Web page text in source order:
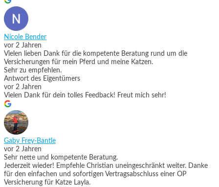
Nicole Bender
vor 2 Jahren
Vielen lieben Dank für die kompetente Beratung rund um die
Versicherungen für mein Pferd und meine Katzen.
Sehr zu empfehlen.
Antwort des Eigentümers
vor 2 Jahren
Vielen Dank für dein tolles Feedback! Freut mich sehr!
Gaby Frey-Bantle
vor 2 Jahren
Sehr nette und kompetente Beratung.
Jederzeit wieder! Empfehle Christian uneingeschränkt weiter. Danke
für den einfachen und sofortigen Vertragsabschluss einer OP
Versicherung für Katze Layla.